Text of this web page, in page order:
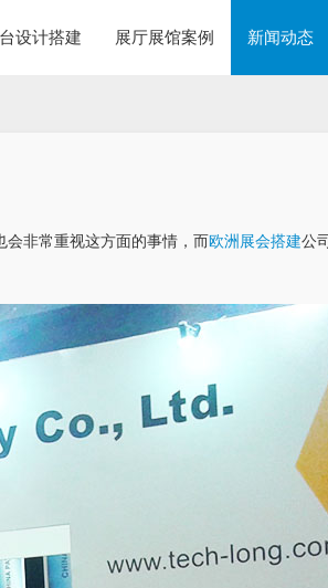
设计搭建 展厅展馆案例 新闻动态
会非常重视这方面的事情，而欧洲展会搭建公